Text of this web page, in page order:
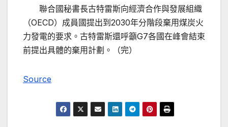
聯合國秘書長古特雷斯向經濟合作與發展組織
（OECD）成員國提出到2030年分階段棄用煤炭火
力發電的要求。古特雷斯還呼籲G7各國在峰會結束
前提出具體的棄用計劃。（完）
Source